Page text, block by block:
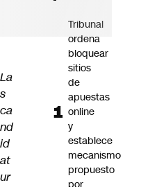
La
s
ca
nd
id
at
ur
Tribunal
ordena
bloquear
sitios
de
apuestas
online
y
establece
mecanismo
propuesto
por